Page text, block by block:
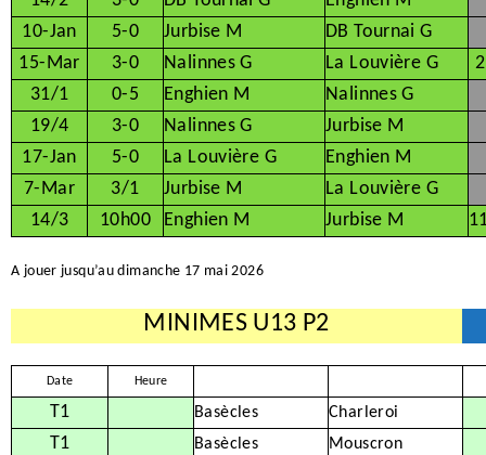
10-Jan
5-0 Jurbise M
DB Tournai G
15-Mar
3-0 Nalinnes G La Louvière G
31/1
0-5 Enghien M
Nalinnes G
19/4
3-0 Nalinnes G
Jurbise M
17-Jan
5-0 La Louvière G
Enghien M
7-Mar
3/1 Jurbise M
La Louvière G
14/3
10h00 Enghien M Jurbise M
A jouer jusqu’au dimanche 17 mai 2026
MINIMES U13 P2
Date Heure
T1 Basècles Charleroi
T1 Basècles Mouscron